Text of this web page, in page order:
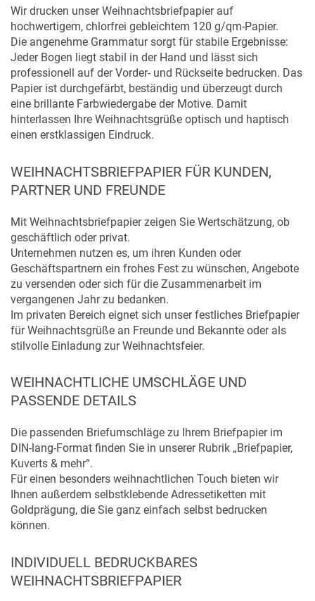
Wir drucken unser Weihnachtsbriefpapier auf
hochwertigem, chlorfrei gebleichtem 120 g/qm-Papier.
Die angenehme Grammatur sorgt für stabile Ergebnisse:
Jeder Bogen liegt stabil in der Hand und lässt sich
professionell auf der Vorder- und Rückseite bedrucken. Das
Papier ist durchgefärbt, beständig und überzeugt durch
eine brillante Farbwiedergabe der Motive. Damit
hinterlassen Ihre Weihnachtsgrüße optisch und haptisch
einen erstklassigen Eindruck.
WEIHNACHTSBRIEFPAPIER FÜR KUNDEN,
PARTNER UND FREUNDE
Mit Weihnachtsbriefpapier zeigen Sie Wertschätzung, ob
geschäftlich oder privat.
Unternehmen nutzen es, um ihren Kunden oder
Geschäftspartnern ein frohes Fest zu wünschen, Angebote
zu versenden oder sich für die Zusammenarbeit im
vergangenen Jahr zu bedanken.
Im privaten Bereich eignet sich unser festliches Briefpapier
für Weihnachtsgrüße an Freunde und Bekannte oder als
stilvolle Einladung zur Weihnachtsfeier.
WEIHNACHTLICHE UMSCHLÄGE UND
PASSENDE DETAILS
Die passenden Briefumschläge zu Ihrem Briefpapier im
DIN-lang-Format finden Sie in unserer Rubrik „Briefpapier,
Kuverts & mehr“.
Für einen besonders weihnachtlichen Touch bieten wir
Ihnen außerdem selbstklebende Adressetiketten mit
Goldprägung, die Sie ganz einfach selbst bedrucken
können.
INDIVIDUELL BEDRUCKBARES
WEIHNACHTSBRIEFPAPIER